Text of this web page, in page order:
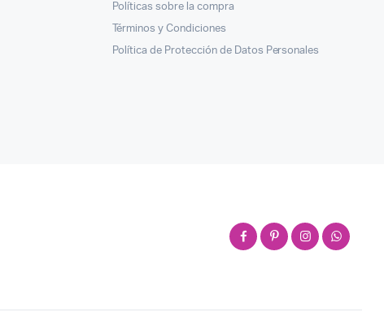
Políticas sobre la compra
Términos y Condiciones
Política de Protección de Datos Personales